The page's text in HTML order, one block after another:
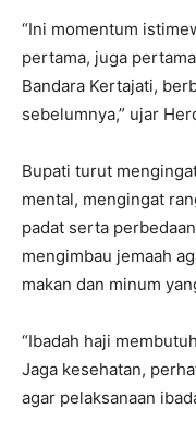
“Ini momentum
pertama, juga
Bandara Kertajati,
sebelumnya,” ujar
Bupati turut
mental, mengingat
padat serta
mengimbau jemaah
makan dan minum
“Ibadah haji
Jaga kesehatan,
agar pelaksanaan